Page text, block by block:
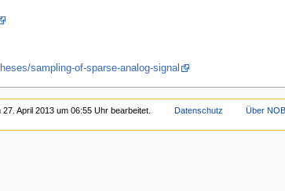
sampling-of-sparse-analog-signal
April 2013 um 06:55 Uhr bearbeitet. Datenschutz Über